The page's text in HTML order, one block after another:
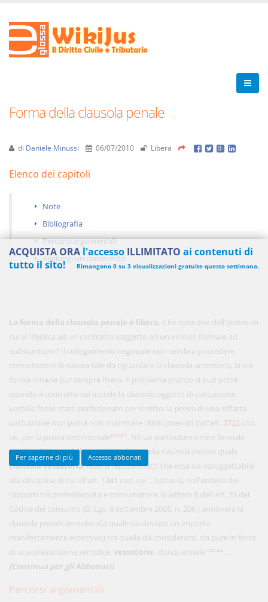
Forma della clausola penale
di Daniele Minussi 06/07/2010 Libera
Elenco dei capitoli
Note
Bibliografia
Percorsi argomentali
Aggiungi un commento
La forma della clausola penale è libera. Che cosa dire dell'ipotesi in
cui si riferisca ad un contratto soggetto ad un vincolo formale ad
substantiam ? Il collegamento negoziale non sembra possedere
connotazioni di natura tale da riguardare la clausola accessoria, la cui
forma rimane pur sempre libera. Il problema pratico si può porre
quando il contratto cui accede la clausola oggetto di pattuizione
verbale fosse stato perfezionato per iscritto: la prova di una siffatta
pattuizione non potrà non incontrare i limiti previsti dall'art. 2722 cod.
civ. per la prova testimonialenota1
. Né un particolare onere formale
sembra derivare dalla considerazione della clausola penale quale
clausola vessatoria. Non si reputa infatti che essa sia assoggettabile
alla disciplina di cui all'art. 1341 cod. civ. . Tuttavia, nell'ambito dei
rapporti tra prefessionista e consumatore, la lettera f) dell'art. 33 del
Codice del consumo (D. Lgs. 6 settembre 2005, n. 206 ) annovera la
clausola penale (in esito alla quale sia dovuto un importo
manifestamente eccessivo) tra quelle da considerarsi, sia pure in forza
di una presunzione semplice, vessatorie, dunque nulle nota2
(Continua per gli Abbonati)
Percorsi argomentali
ACQUISTA ORA l'accesso ILLIMITATO ai contenuti di
tutto il sito!
Rimangono 0 su 3 visualizzazioni gratuite questa settimana.
450,00 €
anziché
Acquista ora
48,00 € MENSILI
Acquista ora
Per saperne di più Accesso abbonati